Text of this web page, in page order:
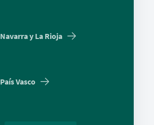
Navarra y La Rioja
País Vasco